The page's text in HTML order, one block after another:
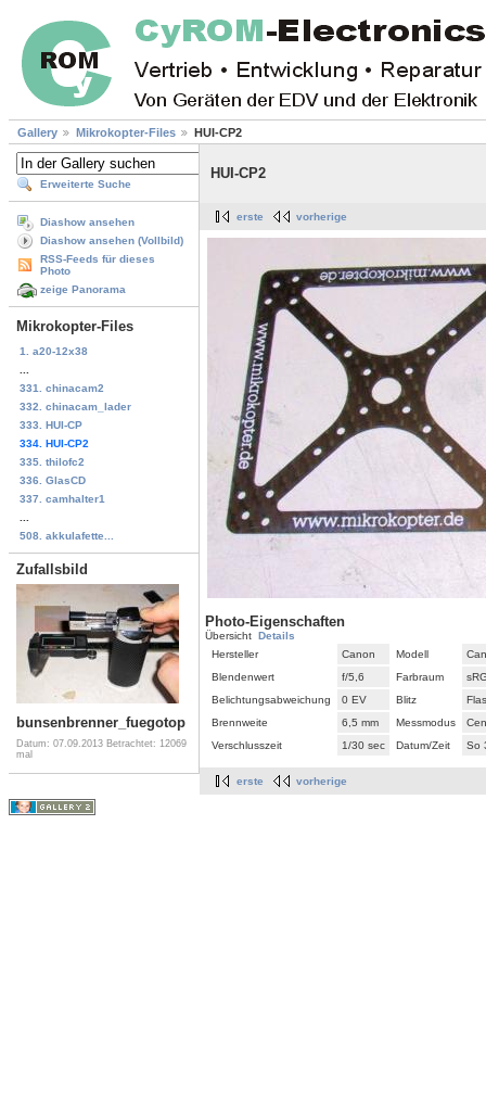
Gallery Mikrokopter-Files HUI-CP2
Erweiterte Suche
Diashow ansehen
Diashow ansehen (Vollbild)
RSS-Feeds für dieses
Photo
zeige Panorama
Mikrokopter-Files
1. a20-12x38
331. chinacam2
332. chinacam_lader
333. HUI-CP
334. HUI-CP2
335. thilofc2
336. GlasCD
337. camhalter1
508. akkulafette...
Zufallsbild
bunsenbrenner_fuegotop
Datum: 07.09.2013 Betrachtet: 12069
mal
HUI-CP2
erste vorherige
Photo-Eigenschaften
Übersicht Details
Hersteller
Canon Modell
Blendenwert
f/5,6 Farbraum
Belichtungsabweichung
0 EV Blitz
Brennweite
6,5 mm Messmodus
Verschlusszeit
1/30 sec Datum/Zeit So
erste vorherige